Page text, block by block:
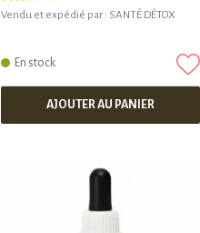
Vendu et expédié par : SANTÉ DÉTOX
En stock
AJOUTER AU PANIER